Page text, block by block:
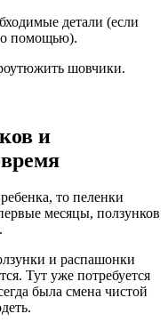
детали (если
помощью).
шовчики.
и
то пеленки
месяцы, ползунков
и распашонки
Тут уже потребуется
была смена чистой